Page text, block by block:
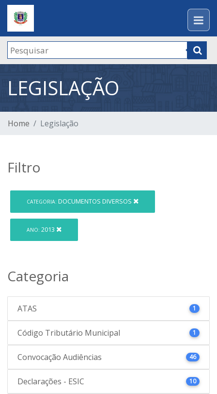
LEGISLAÇÃO
Home Legislação
Filtro
CATEGORIA: DOCUMENTOS DIVERSOS
ANO: 2013
Categoria
ATAS 1
Código Tributário Municipal 1
Convocação Audiências 46
Declarações - ESIC 10